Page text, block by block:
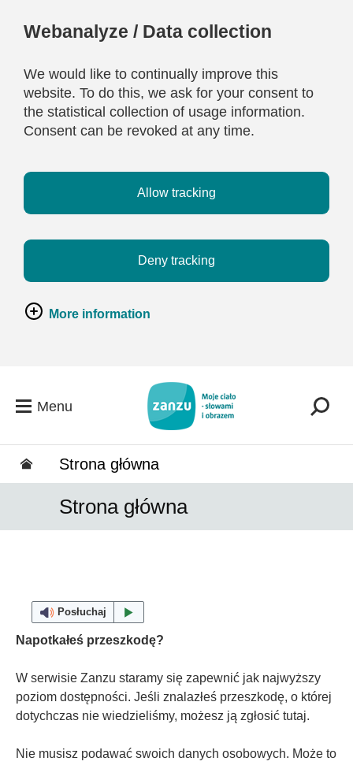
Webanalyze / Data collection
We would like to continually improve this
website. To do this, we ask for your consent to
the statistical collection of usage information.
Consent can be revoked at any time.
Allow tracking
Deny tracking
More information
Menu
Strona główna
Strona główna
Posłuchaj
Napotkałeś przeszkodę?
W serwisie Zanzu staramy się zapewnić jak najwyższy
poziom dostępności. Jeśli znalazłeś przeszkodę, o której
dotychczas nie wiedzieliśmy, możesz ją zgłosić tutaj.
Nie musisz podawać swoich danych osobowych. Może to